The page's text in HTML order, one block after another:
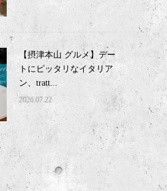
【摂津本山 グルメ】デー
トにピッタリなイタリア
ン、tratt...
2026.07.22